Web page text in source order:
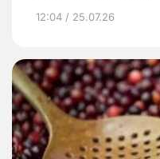
12:04 / 25.07.26